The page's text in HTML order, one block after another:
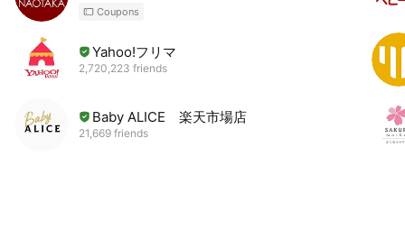
Coupons
Yahoo!フリマ
2,720,223 friends
Baby ALICE 楽天市場店
21,669 friends